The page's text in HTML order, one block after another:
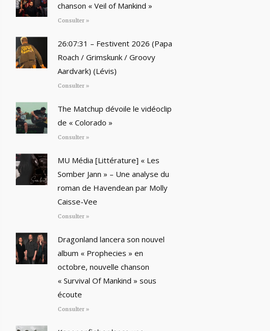
chanson « Veil of Mankind »
Consulter »
26:07:31 – Festivent 2026 (Papa
Roach / Grimskunk / Groovy
Aardvark) (Lévis)
Consulter »
The Matchup dévoile le vidéoclip
de « Colorado »
Consulter »
MU Média [Littérature] « Les
Somber Jann » – Une analyse du
roman de Havendean par Molly
Caisse-Vee
Consulter »
Dragonland lancera son nouvel
album « Prophecies » en
octobre, nouvelle chanson
« Survival Of Mankind » sous
écoute
Consulter »